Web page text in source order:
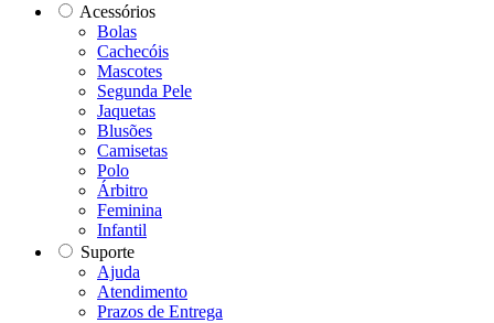
Acessórios
Bolas
Cachecóis
Mascotes
Segunda Pele
Jaquetas
Blusões
Camisetas
Polo
Árbitro
Feminina
Infantil
Suporte
Ajuda
Atendimento
Prazos de Entrega